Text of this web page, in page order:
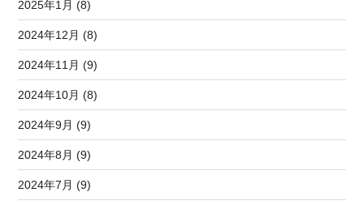
2025年1月 (8)
2024年12月 (8)
2024年11月 (9)
2024年10月 (8)
2024年9月 (9)
2024年8月 (9)
2024年7月 (9)